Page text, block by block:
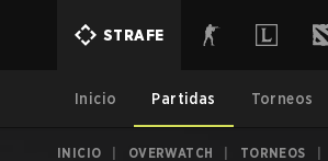
STRAFE
Inicio Partidas Torneos
INICIO OVERWATCH TORNEOS